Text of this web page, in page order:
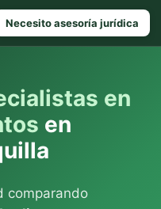
Necesito asesoría jurídica
en
en
comparando